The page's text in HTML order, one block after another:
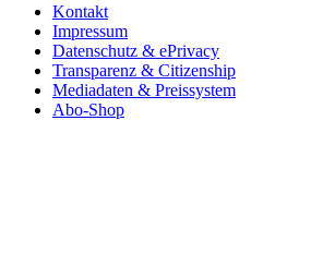
Kontakt
Impressum
Datenschutz & ePrivacy
Transparenz & Citizenship
Mediadaten & Preissystem
Abo-Shop